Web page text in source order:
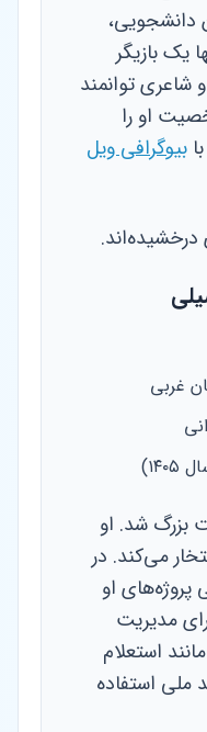
دانشجویی،
یک بازیگر
توانمند
او را
بیوگرافی ویل
غربی
بزرگ شد. او
می‌کند. در
او
مدیریت
استعلام
ملی استفاده